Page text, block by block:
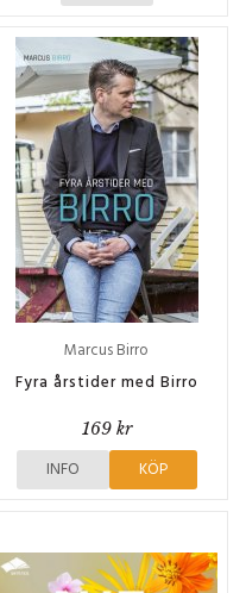
Marcus Birro
Fyra årstider med Birro
169 kr
INFO KÖP